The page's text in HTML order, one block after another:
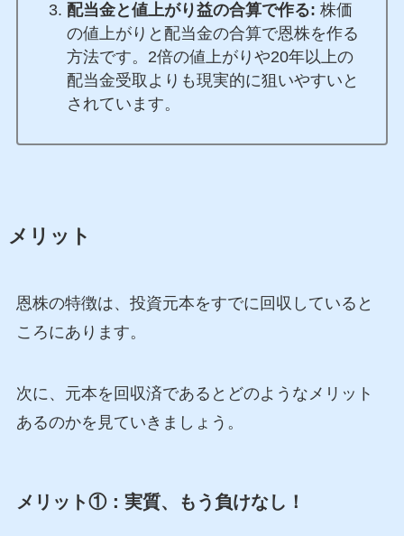
配当金と値上がり益の合算で作る: 株価
の値上がりと配当金の合算で恩株を作る
方法です。2倍の値上がりや20年以上の
配当金受取よりも現実的に狙いやすいと
されています。
メリット
恩株の特徴は、投資元本をすでに回収していると
ころにあります。
次に、元本を回収済であるとどのようなメリット
あるのかを見ていきましょう。
メリット①：実質、もう負けなし！